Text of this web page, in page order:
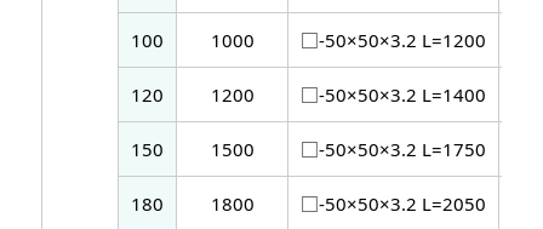
100 1000 □-50×50×3.2 L=1200
120 1200 □-50×50×3.2 L=1400
150 1500 □-50×50×3.2 L=1750
180 1800 □-50×50×3.2 L=2050